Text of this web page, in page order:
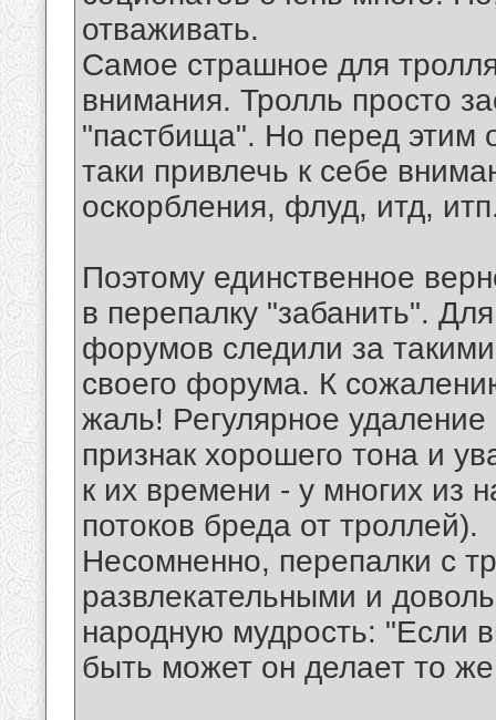
отваживать.
Самое страшное для
внимания. Тролль просто
"пастбища". Но перед этим
таки привлечь к себе
оскорбления, флуд, итд,
Поэтому единственное
в перепалку "забанить".
форумов следили за
своего форума. К
жаль! Регулярное
признак хорошего тона и
к их времени - у многих из
потоков бреда от троллей).
Несомненно, перепалки с
развлекательными и
народную мудрость: "Если
быть может он делает то